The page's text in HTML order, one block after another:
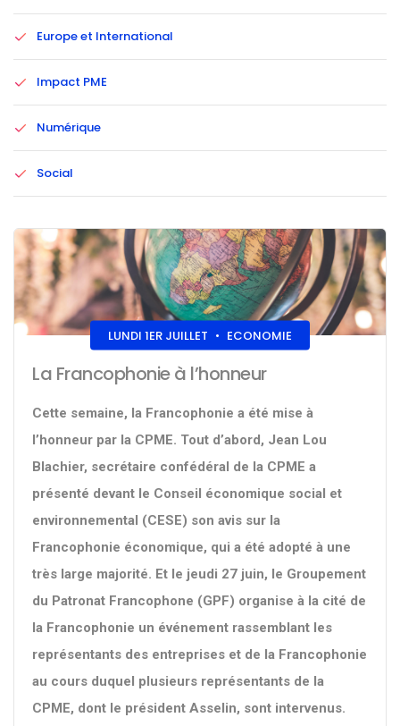
Europe et International
Impact PME
Numérique
Social
LUNDI 1ER JUILLET • ECONOMIE
La Francophonie à l’honneur
Cette semaine, la Francophonie a été mise à
l’honneur par la CPME. Tout d’abord, Jean Lou
Blachier, secrétaire confédéral de la CPME a
présenté devant le Conseil économique social et
environnemental (CESE) son avis sur la
Francophonie économique, qui a été adopté à une
très large majorité. Et le jeudi 27 juin, le Groupement
du Patronat Francophone (GPF) organise à la cité de
la Francophonie un événement rassemblant les
représentants des entreprises et de la Francophonie
au cours duquel plusieurs représentants de la
CPME, dont le président Asselin, sont intervenus.